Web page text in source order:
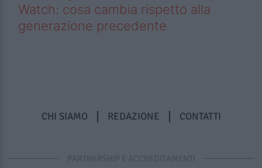
Watch: cosa cambia rispetto alla
generazione precedente
CHI SIAMO REDAZIONE CONTATTI
PARTNERSHIP E ACCREDITAMENTI